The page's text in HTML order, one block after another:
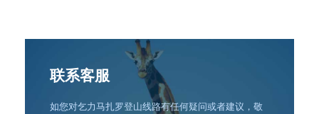
联系客服
如您对乞力马扎罗登山线路有任何疑问或者建议，敬